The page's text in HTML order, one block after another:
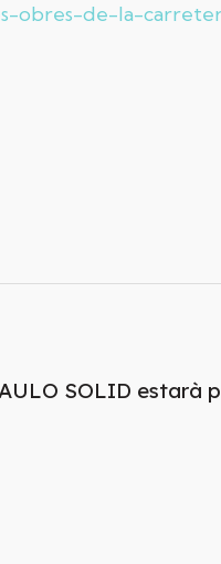
obres-de-la-
SOLID estarà